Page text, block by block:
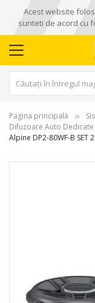
Acest website
sunteti de acord cu
Pagina principală
Difuzoare Auto Dedicate
Alpine DP2-80WF-B SET